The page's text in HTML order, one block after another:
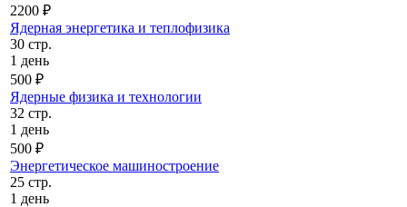
2200 ₽
Ядерная энергетика и теплофизика
30 стр.
1 день
500 ₽
Ядерные физика и технологии
32 стр.
1 день
500 ₽
Энергетическое машиностроение
25 стр.
1 день